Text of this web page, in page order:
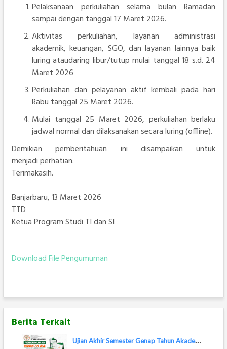
Pelaksanaan perkuliahan selama bulan Ramadan
sampai dengan tanggal 17 Maret 2026.
Aktivitas perkuliahan, layanan administrasi
akademik, keuangan, SGO, dan layanan lainnya baik
luring ataudaring libur/tutup mulai tanggal 18 s.d. 24
Maret 2026
Perkuliahan dan pelayanan aktif kembali pada hari
Rabu tanggal 25 Maret 2026.
Mulai tanggal 25 Maret 2026, perkuliahan berlaku
jadwal normal dan dilaksanakan secara luring (offline).
Demikian pemberitahuan ini disampaikan untuk
menjadi perhatian.
Terimakasih.
Banjarbaru, 13 Maret 2026
TTD
Ketua Program Studi TI dan SI
Download File Pengumuman
Berita Terkait
U
jian Akhir Semester Genap Tahun Akademik 202...